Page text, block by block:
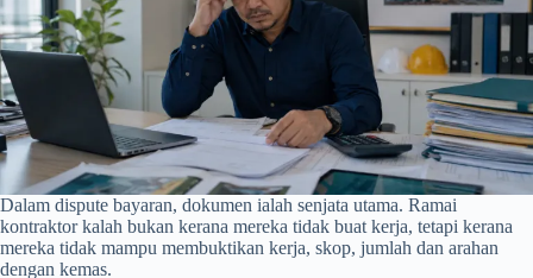
Dalam dispute bayaran, dokumen ialah senjata utama. Ramai
kontraktor kalah bukan kerana mereka tidak buat kerja, tetapi kerana
mereka tidak mampu membuktikan kerja, skop, jumlah dan arahan
dengan kemas.